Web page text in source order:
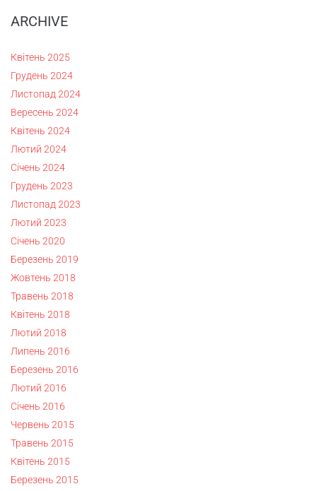
ARCHIVE
Квітень 2025
Грудень 2024
Листопад 2024
Вересень 2024
Квітень 2024
Лютий 2024
Січень 2024
Грудень 2023
Листопад 2023
Лютий 2023
Січень 2020
Березень 2019
Жовтень 2018
Травень 2018
Квітень 2018
Лютий 2018
Липень 2016
Березень 2016
Лютий 2016
Січень 2016
Червень 2015
Травень 2015
Квітень 2015
Березень 2015